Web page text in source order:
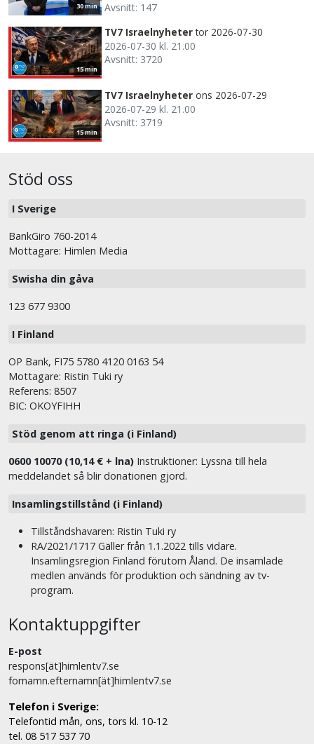
30 min
Avsnitt: 147
15 min
TV7 Israelnyheter tor 2026-07-30
2026-07-30 kl. 21.00
Avsnitt: 3720
15 min
TV7 Israelnyheter ons 2026-07-29
2026-07-29 kl. 21.00
Avsnitt: 3719
Stöd oss
I Sverige
BankGiro 760-2014
Mottagare: Himlen Media
Swisha din gåva
123 677 9300
I Finland
OP Bank, FI75 5780 4120 0163 54
Mottagare: Ristin Tuki ry
Referens: 8507
BIC: OKOYFIHH
Stöd genom att ringa (i Finland)
0600 10070 (10,14 € + lna) Instruktioner: Lyssna till hela
meddelandet så blir donationen gjord.
Insamlingstillstånd (i Finland)
Tillståndshavaren: Ristin Tuki ry
RA/2021/1717 Gäller från 1.1.2022 tills vidare.
Insamlingsregion Finland förutom Åland. De insamlade
medlen används för produktion och sändning av tv-
program.
Kontaktuppgifter
E-post
respons[ät]himlentv7.se
fornamn.efternamn[ät]himlentv7.se
Telefon i Sverige:
Telefontid mån, ons, tors kl. 10-12
tel. 08 517 537 70